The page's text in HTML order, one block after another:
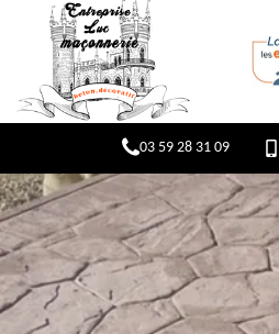
03 59 28 31 09